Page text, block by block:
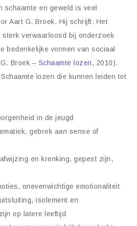
schaamte en geweld is veel
Aart G. Broek. Hij schrijft: Het
sterk verwaarloosd bij onderzoek
bedenkelijke vormen van sociaal
Broek – Schaamte lozen, 2010).
lozen die kunnen leiden tot
in de jeugd
gebrek aan sense of
en krenking, gepest zijn,
onevenwichtige emotionaliteit
isolement en
op latere leeftijd